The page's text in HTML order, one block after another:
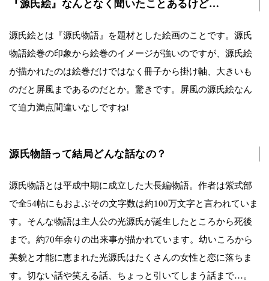
『源氏絵』なんとなく聞いたことあるけど…
源氏絵とは『源氏物語』を題材とした絵画のことです。源氏
物語絵巻の印象から絵巻のイメージが強いのですが、源氏絵
が描かれたのは絵巻だけではなく冊子から掛け軸、大きいも
のだと屏風まであるのだとか。驚きです。屏風の源氏絵なん
て迫力満点間違いなしですね!
源氏物語って結局どんな話なの？
源氏物語とは平成中期に成立した大長編物語。作者は紫式部
で全54帖にもおよぶその文字数は約100万文字と言われていま
す。そんな物語は主人公の光源氏が誕生したところから死後
まで。約70年余りの出来事が描かれています。幼いころから
美貌と才能に恵まれた光源氏はたくさんの女性と恋に落ちま
す。切ない話や笑える話、ちょっと引いてしまう話まで…。